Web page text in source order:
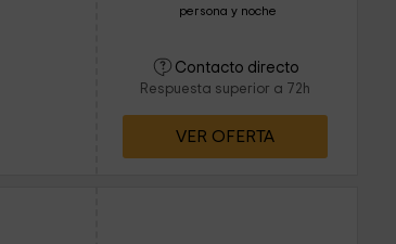
persona y noche
Contacto directo
Respuesta superior a 72h
VER OFERTA